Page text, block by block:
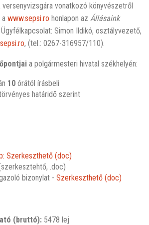
versenyvizsgára vonatkozó könyvészetről
www.sepsi.ro honlapon az Állásaink
Simon Ildikó, osztályvezető,
, (tel.: 0267-316957/110).
a polgármesteri hivatal székhelyén:
10 órától írásbeli
határidő szerint
Szerkeszthető (doc)
.doc)
bizonylat - Szerkeszthető (doc)
(bruttó): 5478 lej